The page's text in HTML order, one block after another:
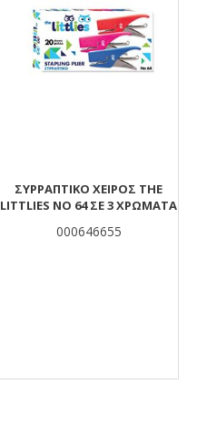
ΣΥΡΡΑΠΤΙΚΌ ΧΕΙΡΌΣ THE
LITTLIES NO 64 ΣΕ 3 ΧΡΏΜΑΤΑ
000646655